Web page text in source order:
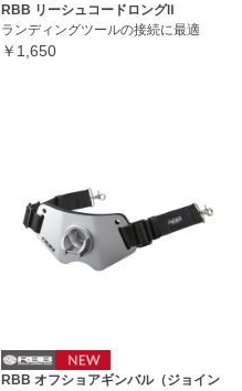
RBB リーシュコードロングⅡ
ランディングツールの接続に最適
￥1,650
RBB オフショアギンバル（ジョイン